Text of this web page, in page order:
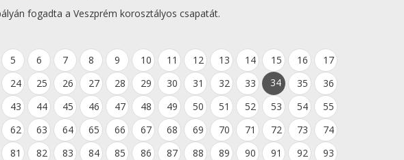
fogadta a Veszprém korosztályos csapatát.
5 6 7 8 9 10 11 12 13 14 15 16
17
24 25 26 27 28 29 30 31 32 33 34 35
36
43 44 45 46 47 48 49 50 51 52 53 54
55
62 63 64 65 66 67 68 69 70 71 72 73
74
81 82 83 84 85 86 87 88 89 90 91 92
93